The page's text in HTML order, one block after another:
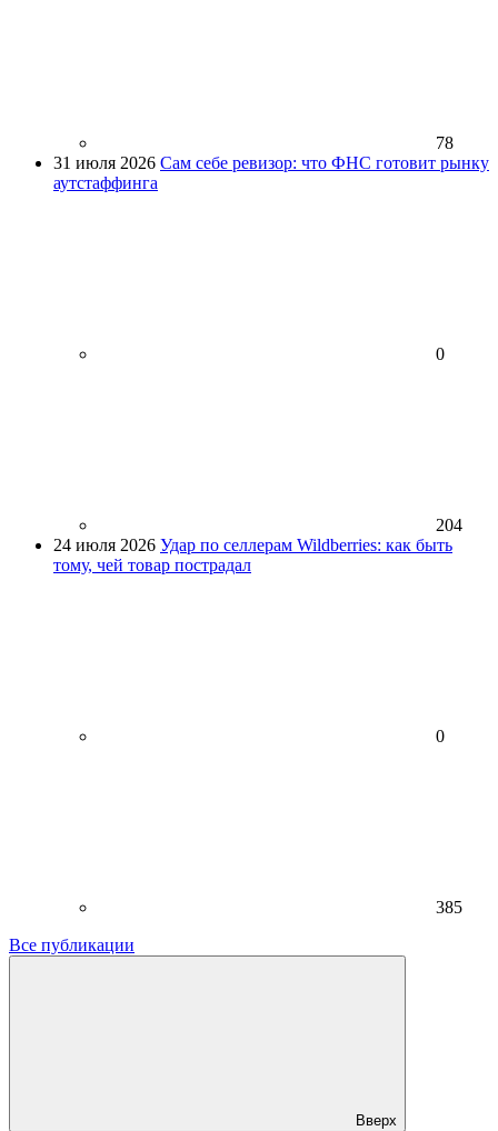
78
31 июля 2026 Сам себе ревизор: что ФНС готовит рынку
аутстаффинга
0
204
24 июля 2026 Удар по селлерам Wildberries: как быть
тому, чей товар пострадал
0
385
Все публикации
Вверх